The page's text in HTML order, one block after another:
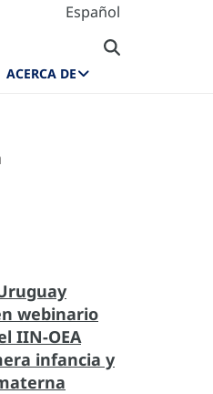
Español
ACERCA DE
webinario
IIN-OEA
infancia y